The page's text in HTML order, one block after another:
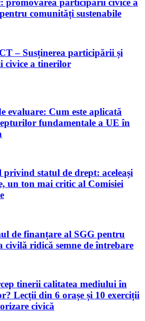
promovarea participării civice a
comunități sustenabile
– Susținerea participării și
civice a tinerilor
evaluare: Cum este aplicată
fundamentale a UE în
statul de drept: aceleași
un ton mai critic al Comisiei
de finanțare al SGG pentru
civilă ridică semne de întrebare
tinerii calitatea mediului în
Lecții din 6 orașe și 10 exerciții
civică